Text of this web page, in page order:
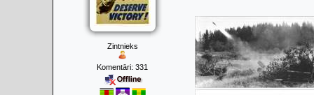
Zintnieks
Komentāri: 331